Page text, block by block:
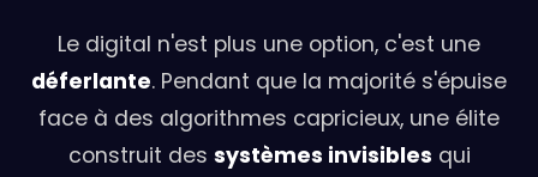
Le digital n'est plus une option, c'est une
déferlante. Pendant que la majorité s'épuise
face à des algorithmes capricieux, une élite
construit des systèmes invisibles qui